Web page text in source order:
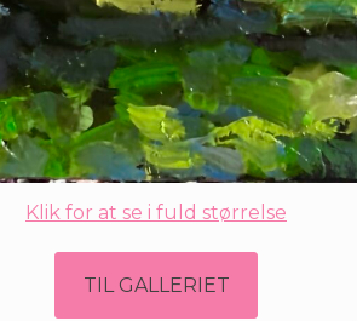
Klik for at se i fuld størrelse
TIL GALLERIET